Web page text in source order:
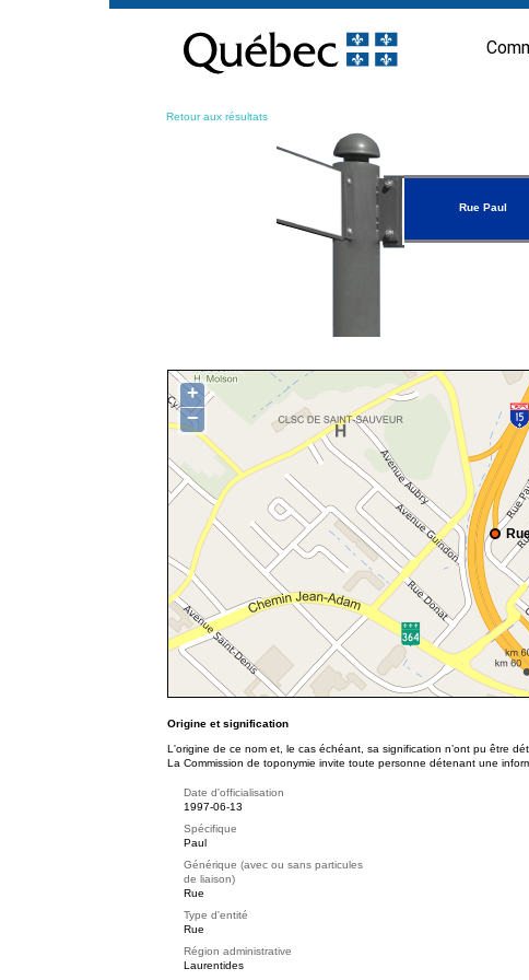
contenu
Retour aux résultats
Rue Paul
+
−
Origine et signification
L'origine de ce nom et, le cas échéant, sa signification n’ont pu être
La Commission de toponymie invite toute personne détenant une
Date d'officialisation
1997-06-13
Spécifique
Paul
Générique (avec ou sans particules
de liaison)
Rue
Type d'entité
Rue
Région administrative
Laurentides